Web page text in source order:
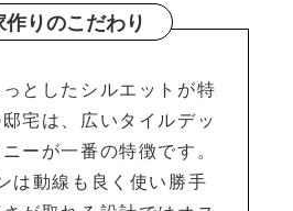
作りのこだわり
としたシルエットが特
宅は、広いタイルデッ
ーが一番の特徴です。
は動線も良く使い勝手